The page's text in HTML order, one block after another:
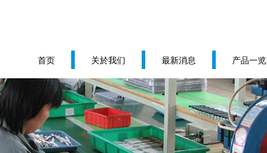
首页 关於我们 最新消息 产品一览